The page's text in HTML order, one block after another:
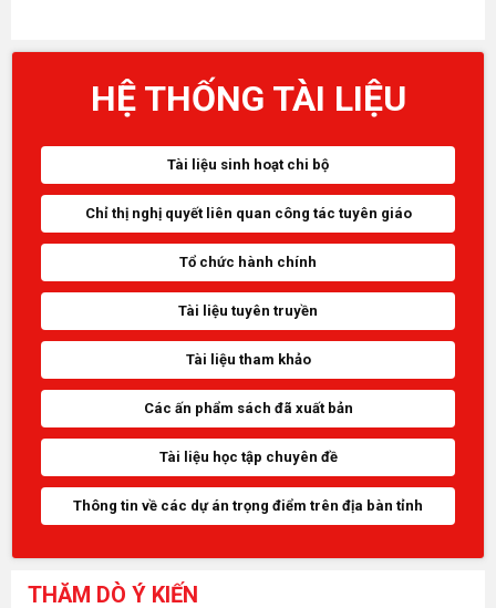
HỆ THỐNG TÀI LIỆU
Tài liệu sinh hoạt chi bộ
Chỉ thị nghị quyết liên quan công tác tuyên giáo
Tổ chức hành chính
Tài liệu tuyên truyền
Tài liệu tham khảo
Các ấn phẩm sách đã xuất bản
Tài liệu học tập chuyên đề
Thông tin về các dự án trọng điểm trên địa bàn tỉnh
THĂM DÒ Ý KIẾN